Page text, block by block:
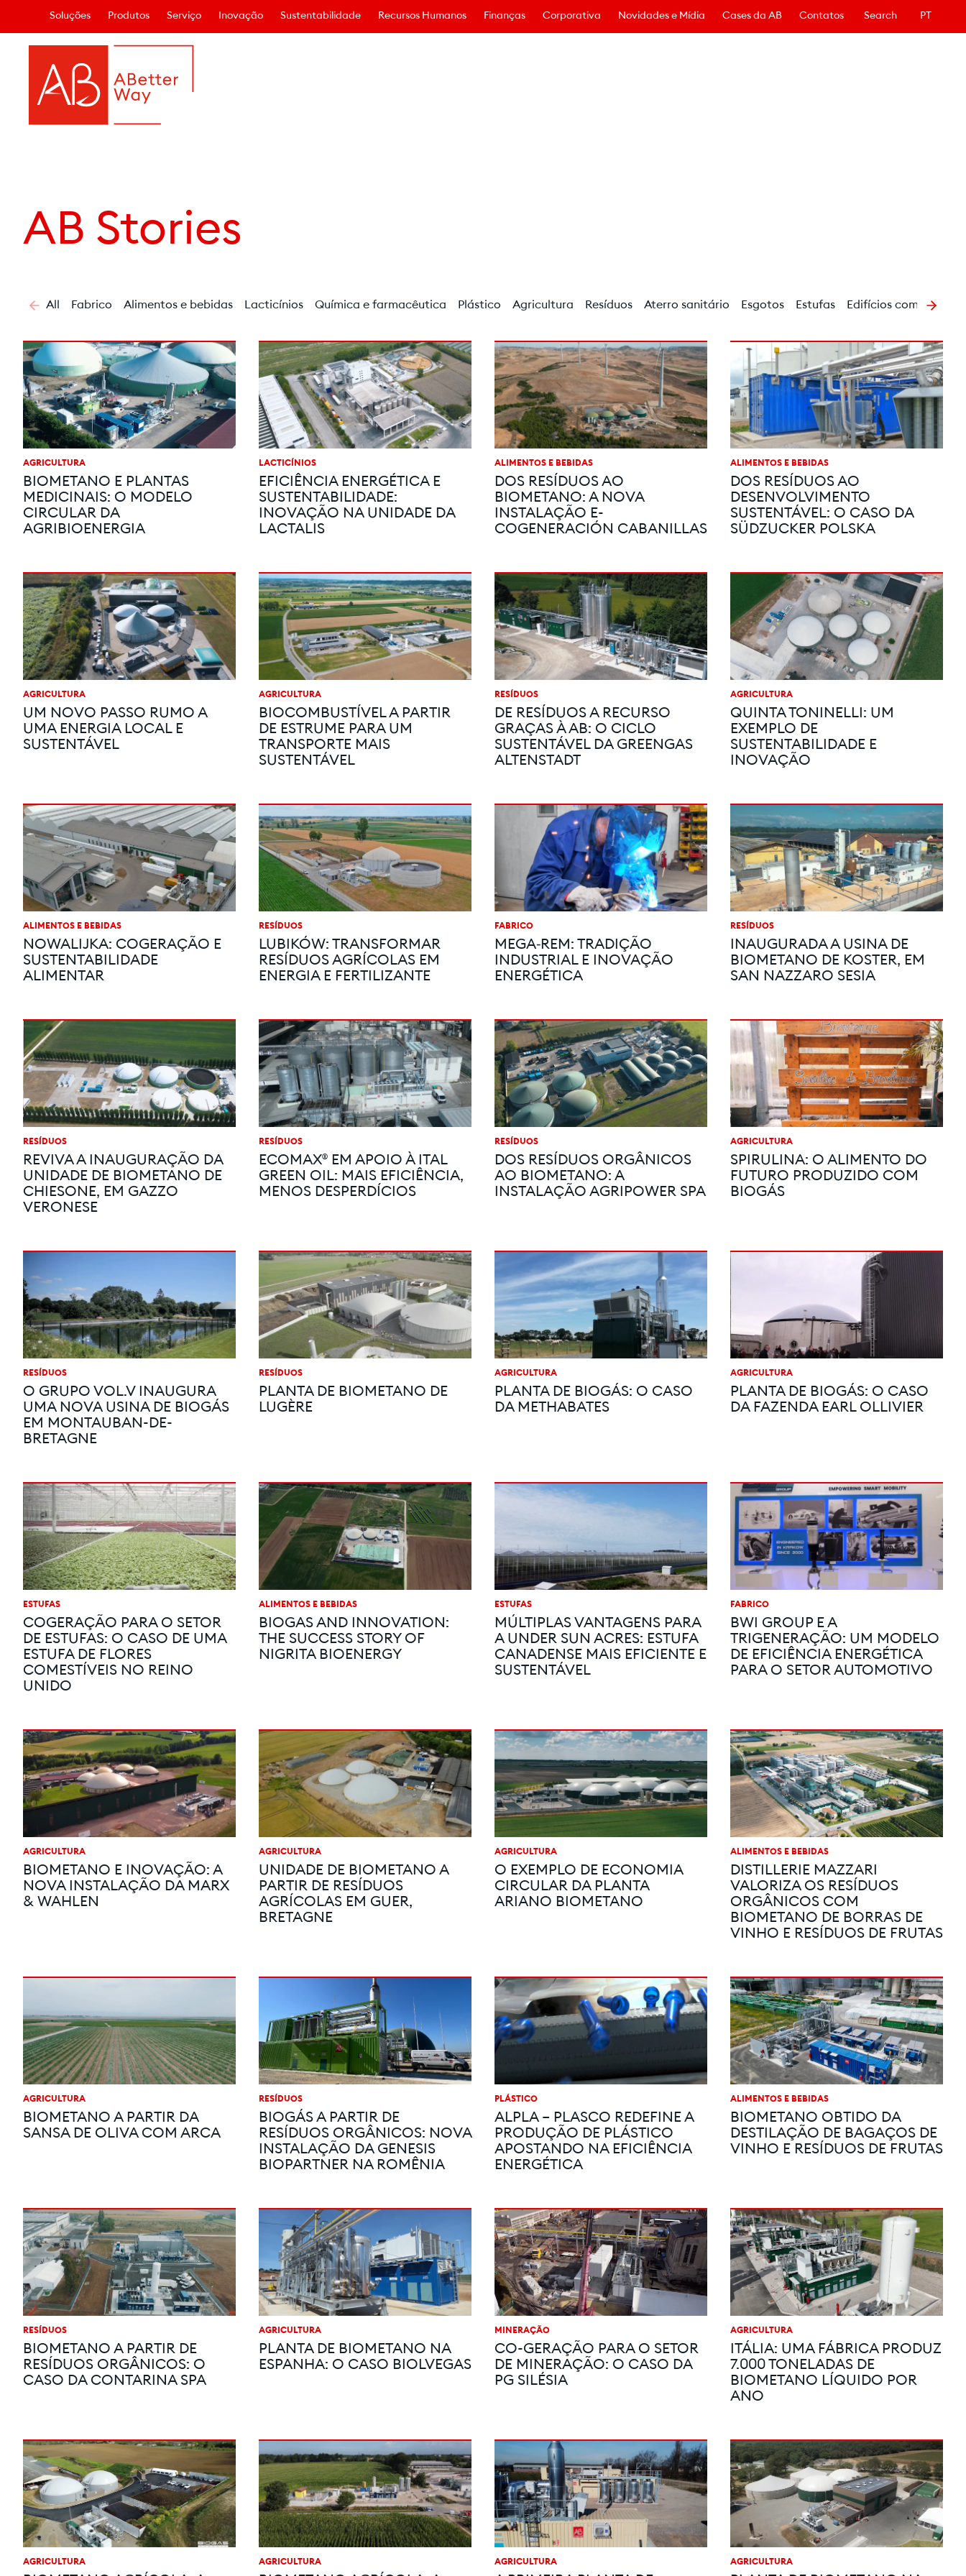
Soluções Produtos Serviço Inovação Sustentabilidade Recursos Humanos Finanças Corporativa Novidades e Mídia Cases da AB Contatos Search PT
AB Stories
All Fabrico Alimentos e bebidas Lacticínios Química e farmacêutica Plástico Agricultura Resíduos Aterro sanitário Esgotos Estufas Edifícios comerciais
AGRICULTURA
BIOMETANO E PLANTAS
MEDICINAIS: O MODELO
CIRCULAR DA
AGRIBIOENERGIA
LACTICÍNIOS
EFICIÊNCIA ENERGÉTICA E
SUSTENTABILIDADE:
INOVAÇÃO NA UNIDADE DA
LACTALIS
ALIMENTOS E BEBIDAS
DOS RESÍDUOS AO
BIOMETANO: A NOVA
INSTALAÇÃO E-
COGENERACIÓN CABANILLAS
ALIMENTOS E BEBIDAS
DOS RESÍDUOS AO
DESENVOLVIMENTO
SUSTENTÁVEL: O CASO DA
SÜDZUCKER POLSKA
AGRICULTURA
UM NOVO PASSO RUMO A
UMA ENERGIA LOCAL E
SUSTENTÁVEL
AGRICULTURA
BIOCOMBUSTÍVEL A PARTIR
DE ESTRUME PARA UM
TRANSPORTE MAIS
SUSTENTÁVEL
RESÍDUOS
DE RESÍDUOS A RECURSO
GRAÇAS À AB: O CICLO
SUSTENTÁVEL DA GREENGAS
ALTENSTADT
AGRICULTURA
QUINTA TONINELLI: UM
EXEMPLO DE
SUSTENTABILIDADE E
INOVAÇÃO
ALIMENTOS E BEBIDAS
NOWALIJKA: COGERAÇÃO E
SUSTENTABILIDADE
ALIMENTAR
RESÍDUOS
LUBIKÓW: TRANSFORMAR
RESÍDUOS AGRÍCOLAS EM
ENERGIA E FERTILIZANTE
FABRICO
MEGA‑REM: TRADIÇÃO
INDUSTRIAL E INOVAÇÃO
ENERGÉTICA
RESÍDUOS
INAUGURADA A USINA DE
BIOMETANO DE KOSTER, EM
SAN NAZZARO SESIA
RESÍDUOS
REVIVA A INAUGURAÇÃO DA
UNIDADE DE BIOMETANO DE
CHIESONE, EM GAZZO
VERONESE
RESÍDUOS
ECOMAX® EM APOIO À ITAL
GREEN OIL: MAIS EFICIÊNCIA,
MENOS DESPERDÍCIOS
RESÍDUOS
DOS RESÍDUOS ORGÂNICOS
AO BIOMETANO: A
INSTALAÇÃO AGRIPOWER SPA
AGRICULTURA
SPIRULINA: O ALIMENTO DO
FUTURO PRODUZIDO COM
BIOGÁS
RESÍDUOS
O GRUPO VOL.V INAUGURA
UMA NOVA USINA DE BIOGÁS
EM MONTAUBAN-DE-
BRETAGNE
RESÍDUOS
PLANTA DE BIOMETANO DE
LUGÈRE
AGRICULTURA
PLANTA DE BIOGÁS: O CASO
DA METHABATES
AGRICULTURA
PLANTA DE BIOGÁS: O CASO
DA FAZENDA EARL OLLIVIER
ESTUFAS
COGERAÇÃO PARA O SETOR
DE ESTUFAS: O CASO DE UMA
ESTUFA DE FLORES
COMESTÍVEIS NO REINO
UNIDO
ALIMENTOS E BEBIDAS
BIOGAS AND INNOVATION:
THE SUCCESS STORY OF
NIGRITA BIOENERGY
ESTUFAS
MÚLTIPLAS VANTAGENS PARA
A UNDER SUN ACRES: ESTUFA
CANADENSE MAIS EFICIENTE E
SUSTENTÁVEL
FABRICO
BWI GROUP E A
TRIGENERAÇÃO: UM MODELO
DE EFICIÊNCIA ENERGÉTICA
PARA O SETOR AUTOMOTIVO
AGRICULTURA
BIOMETANO E INOVAÇÃO: A
NOVA INSTALAÇÃO DA MARX
& WAHLEN
AGRICULTURA
UNIDADE DE BIOMETANO A
PARTIR DE RESÍDUOS
AGRÍCOLAS EM GUER,
BRETAGNE
AGRICULTURA
O EXEMPLO DE ECONOMIA
CIRCULAR DA PLANTA
ARIANO BIOMETANO
ALIMENTOS E BEBIDAS
DISTILLERIE MAZZARI
VALORIZA OS RESÍDUOS
ORGÂNICOS COM
BIOMETANO DE BORRAS DE
VINHO E RESÍDUOS DE FRUTAS
AGRICULTURA
BIOMETANO A PARTIR DA
SANSA DE OLIVA COM ARCA
RESÍDUOS
BIOGÁS A PARTIR DE
RESÍDUOS ORGÂNICOS: NOVA
INSTALAÇÃO DA GENESIS
BIOPARTNER NA ROMÊNIA
PLÁSTICO
ALPLA – PLASCO REDEFINE A
PRODUÇÃO DE PLÁSTICO
APOSTANDO NA EFICIÊNCIA
ENERGÉTICA
ALIMENTOS E BEBIDAS
BIOMETANO OBTIDO DA
DESTILAÇÃO DE BAGAÇOS DE
VINHO E RESÍDUOS DE FRUTAS
RESÍDUOS
BIOMETANO A PARTIR DE
RESÍDUOS ORGÂNICOS: O
CASO DA CONTARINA SPA
AGRICULTURA
PLANTA DE BIOMETANO NA
ESPANHA: O CASO BIOLVEGAS
MINERAÇÃO
CO-GERAÇÃO PARA O SETOR
DE MINERAÇÃO: O CASO DA
PG SILÉSIA
AGRICULTURA
ITÁLIA: UMA FÁBRICA PRODUZ
7.000 TONELADAS DE
BIOMETANO LÍQUIDO POR
ANO
AGRICULTURA AGRICULTURA AGRICULTURA AGRICULTURA